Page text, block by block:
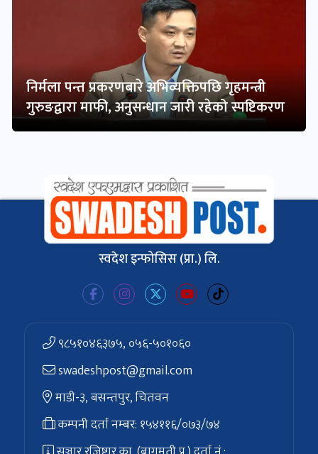
निर्मला पन्त प्रकरणबारे अभिव्यक्तिपछि गृहमन्त्री
गुरुङद्वारा माफी, अनुसन्धान जारी रहेको स्पष्टिकरण
स्वदेश इन्फोसिस (प्रा.) लि.
९८५१०४६३७५, ०५६-५०१०६०
swadeshpost@gmail.com
माडी-३, बसन्तपुर, चितवन
कम्पनी दर्ता नम्बर: १५४११६/०७३/७४